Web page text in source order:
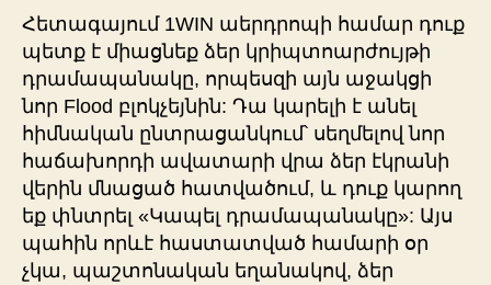
Հետագայում 1WIN աերդրոպի համար դուք
պետք է միացնեք ձեր կրիպտոարժույթի
դրամապանակը, որպեսզի այն աջակցի
նոր Flood բլոկչեյնին: Դա կարելի է անել
հիմնական ընտրացանկում՝ սեղմելով նոր
հաճախորդի ավատարի վրա ձեր էկրանի
վերին մնացած հատվածում, և դուք կարող
եք փնտրել «Կապել դրամապանակը»: Այս
պահին որևէ հաստատված համարի օր
չկա, պաշտոնական եղանակով, ձեր